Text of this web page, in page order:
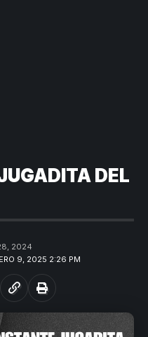
DEL
9, 2025 2:26 PM
2024